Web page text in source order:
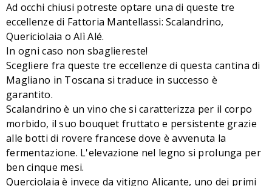
Ad occhi chiusi potreste optare una di queste tre
eccellenze di Fattoria Mantellassi: Scalandrino,
Quericiolaia o Alì Alé.
In ogni caso non sbagliereste!
Scegliere fra queste tre eccellenze di questa cantina di
Magliano in Toscana si traduce in successo è
garantito.
Scalandrino è un vino che si caratterizza per il corpo
morbido, il suo bouquet fruttato e persistente grazie
alle botti di rovere francese dove è avvenuta la
fermentazione. L'elevazione nel legno si prolunga per
ben cinque mesi.
Querciolaia è invece da vitigno Alicante, uno dei primi